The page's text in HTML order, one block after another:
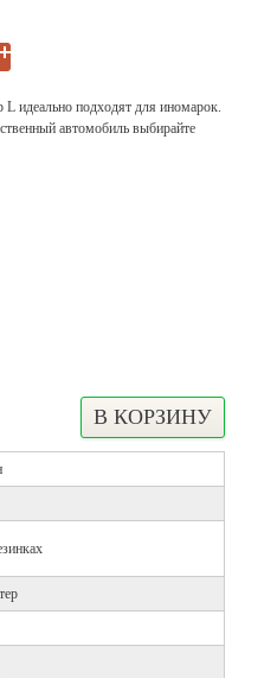
идеально подходят для иномарок.
автомобиль выбирайте